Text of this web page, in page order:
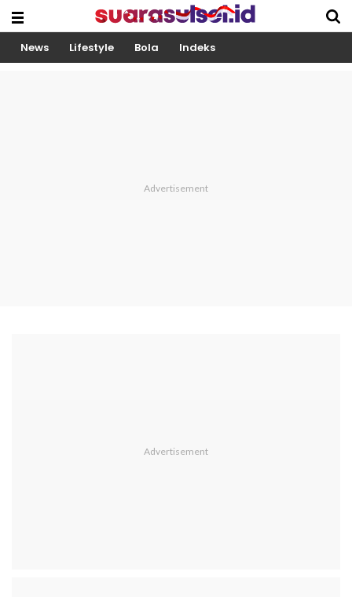
News Lifestyle Bola Indeks